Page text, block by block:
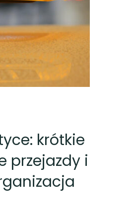
krótkie
przejazdy i